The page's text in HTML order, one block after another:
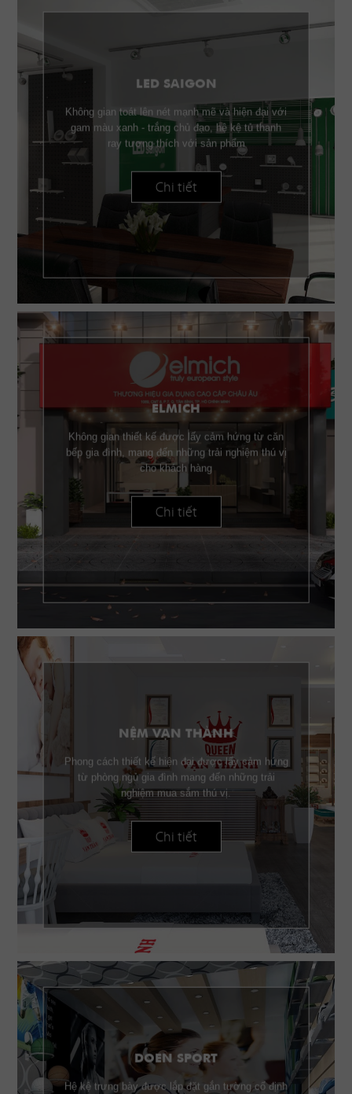
LED SAIGON
Không gian toát lên nét mạnh mẽ và hiện đại với
gam màu xanh - trắng chủ đạo, hệ kệ tủ thanh
ray tương thích với sản phẩm
Chi tiết
ELMICH
Không gian thiết kế được lấy cảm hứng từ căn
bếp gia đình, mang đến những trải nghiệm thú vị
cho khách hàng
Chi tiết
NỆM VẠN THÀNH
Phong cách thiết kế hiện đại được lấy cảm hứng
từ phòng ngủ gia đình mang đến những trải
nghiệm mua sắm thú vị.
Chi tiết
DOEN SPORT
Hệ kệ trưng bày được lắp đặt gắn tường cố định